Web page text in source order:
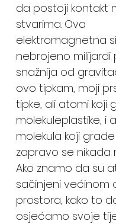
da postoji kontakt
stvarima. Ova
elektromagnetna
nebrojeno milijardi
snažnija od
ovo tipkam, moji
tipke, ali atomi koji
molekuleplastike, i
molekula koji
zapravo se nikada
Ako znamo da su
sačinjeni većinom
prostora, kako to
osjećamo svoje